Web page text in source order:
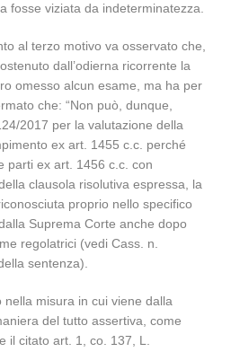
fosse viziata da indeterminatezza.
al terzo motivo va osservato che,
dall’odierna ricorrente la
omesso alcun esame, ma ha per
che: “Non può, dunque,
2017 per la valutazione della
ex art. 1455 c.c. perché
parti ex art. 1456 c.c. con
clausola risolutiva espressa, la
proprio nello specifico
Suprema Corte anche dopo
regolatrici (vedi Cass. n.
sentenza).
misura in cui viene dalla
del tutto assertiva, come
il citato art. 1, co. 137, L.